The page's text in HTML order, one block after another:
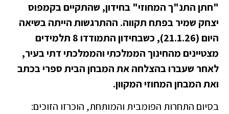
"חתן התנ"ך המחוזי" בחידון, שהתקיים בקמפוס
יצחק שמיר בפתח תקווה. ההתרגשות הייתה בשיאה
היום (21.1.26), כשבחידון התמודדו 8 תלמידים
מצטיינים מהחינוך הממלכתי והממלכתי דתי בעיר,
לאחר שעברו בהצלחה את המבחן הבית ספרי בכתב
ואת המבחן המחוזי המקוון.
בסיום התחרות הפומבית והמותחת, הוכרזו הזוכים: